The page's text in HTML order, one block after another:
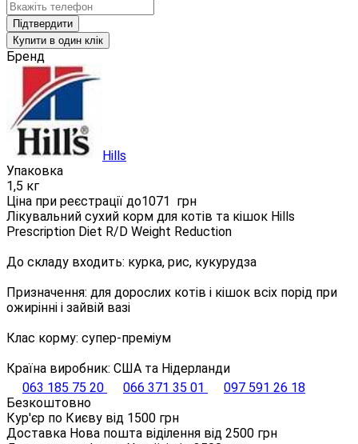
Підтвердити
Купити в один клік
Бренд
Hills
Упаковка
1,5 кг
Ціна при реєстрації до1071
грн
Лікувальний сухий корм для котів та кішок Hills
Prescription Diet R/D Weight Reduction
До складу входить: курка, рис, кукурудза
Призначення: для дорослих котів і кішок всіх порід при
ожирінні і зайвій вазі
Клас корму: супер-преміум
Країна виробник: США та Нідерланди
063 185 75 20
066 371 35 01
097 591 26 18
Безкоштовно
Кур'єр по Києву від 1500 грн
Доставка Нова пошта віділення від 2500 грн